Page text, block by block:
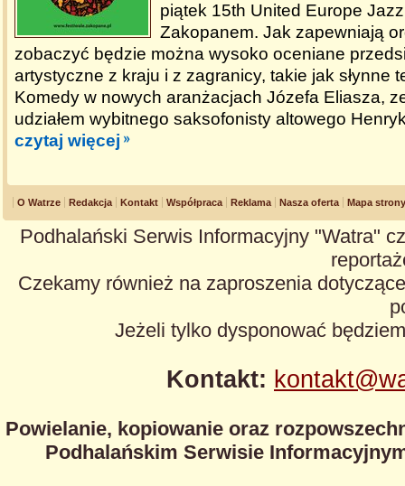
piątek 15th United Europe
Zakopanem. Jak zapewniają
zobaczyć będzie można wysoko oceniane
artystyczne z kraju i z zagranicy, takie jak słynne
Komedy w nowych aranżacjach Józefa Eliasza,
udziałem wybitnego saksofonisty altowego
czytaj więcej
O Watrze Redakcja Kontakt Współpraca Reklama Nasza oferta Mapa strony
Podhalański Serwis Informacyjny "Watra"
Czekamy również na zaproszenia
Jeżeli tylko dysponować
Kontakt:
Powielanie, kopiowanie oraz
Podhalańskim Serwisie